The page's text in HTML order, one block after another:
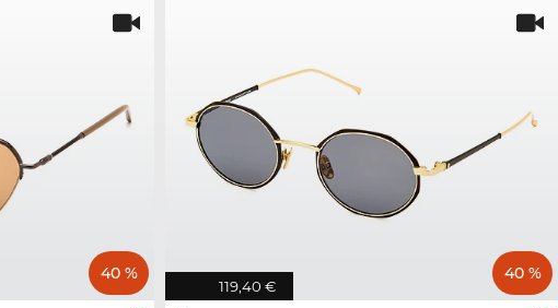
40 %
119,40 €
40 %